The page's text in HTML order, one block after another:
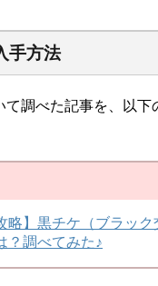
手方法
て調べた記事を、以下
略】黒チケ（ブラック
？調べてみた♪